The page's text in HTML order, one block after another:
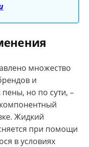
множество
и
но по сути, –
Жидкий
при помощи
в условиях